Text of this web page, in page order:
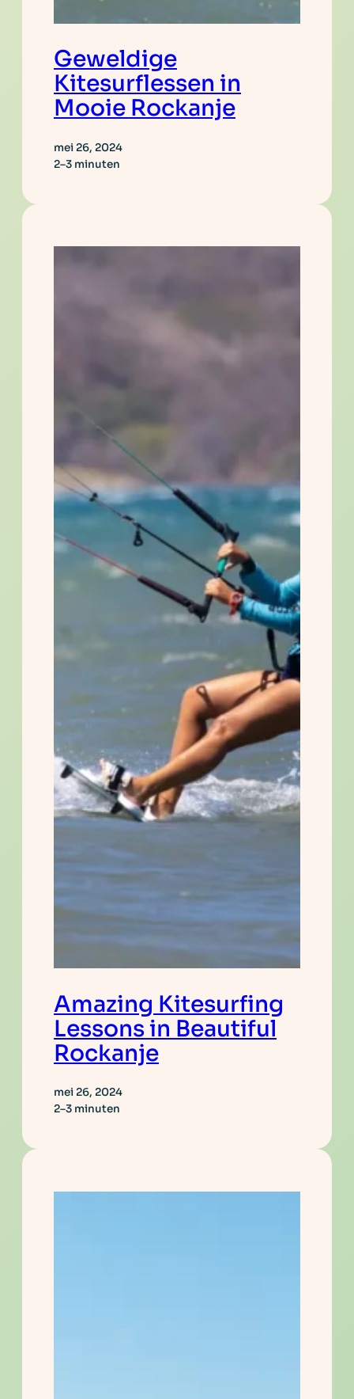
Geweldige
Kitesurflessen in
Mooie Rockanje
mei 26, 2024
2–3 minuten
Amazing Kitesurfing
Lessons in Beautiful
Rockanje
mei 26, 2024
2–3 minuten